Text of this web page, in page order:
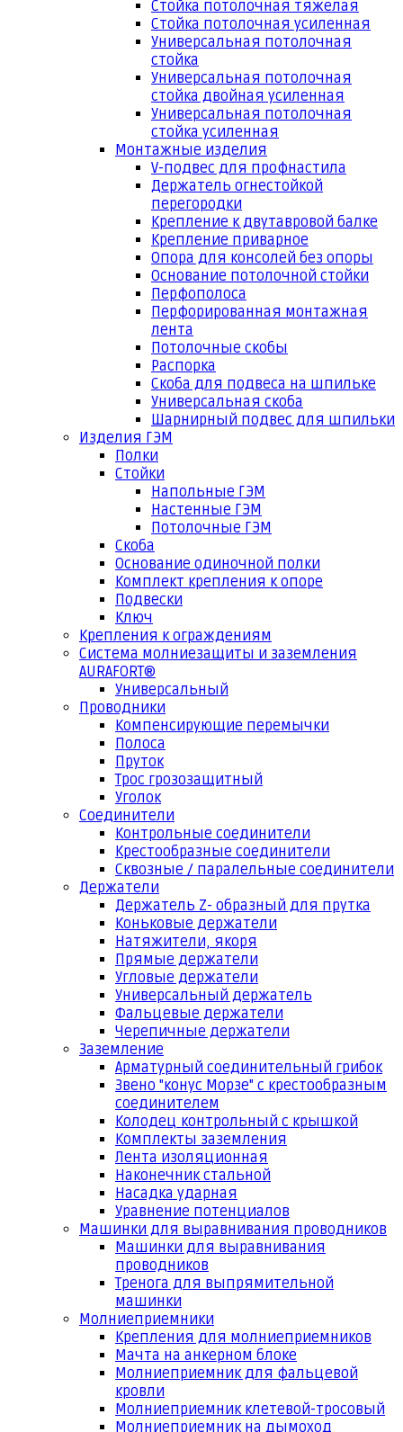
Стойка потолочная тяжелая
Стойка потолочная усиленная
Универсальная потолочная
стойка
Универсальная потолочная
стойка двойная усиленная
Универсальная потолочная
стойка усиленная
Монтажные изделия
V-подвес для профнастила
Держатель огнестойкой
перегородки
Крепление к двутавровой балке
Крепление приварное
Опора для консолей без опоры
Основание потолочной стойки
Перфополоса
Перфорированная монтажная
лента
Потолочные скобы
Распорка
Скоба для подвеса на шпильке
Универсальная скоба
Шарнирный подвес для шпильки
Изделия ГЭМ
Полки
Стойки
Напольные ГЭМ
Настенные ГЭМ
Потолочные ГЭМ
Скоба
Основание одиночной полки
Комплект крепления к опоре
Подвески
Ключ
Крепления к ограждениям
Система молниезащиты и заземления
AURAFORT®
Универсальный
Проводники
Компенсирующие перемычки
Полоса
Пруток
Трос грозозащитный
Уголок
Соединители
Контрольные соединители
Крестообразные соединители
Сквозные / паралельные соединители
Держатели
Держатель Z- образный для прутка
Коньковые держатели
Натяжители, якоря
Прямые держатели
Угловые держатели
Универсальный держатель
Фальцевые держатели
Черепичные держатели
Заземление
Арматурный соединительный грибок
Звено "конус Морзе" с крестообразным
соединителем
Колодец контрольный с крышкой
Комплекты заземления
Лента изоляционная
Наконечник стальной
Насадка ударная
Уравнение потенциалов
Машинки для выравнивания проводников
Машинки для выравнивания
проводников
Тренога для выпрямительной
машинки
Молниеприемники
Крепления для молниеприемников
Мачта на анкерном блоке
Молниеприемник для фальцевой
кровли
Молниеприемник клетевой-тросовый
Молниеприемник на дымоход